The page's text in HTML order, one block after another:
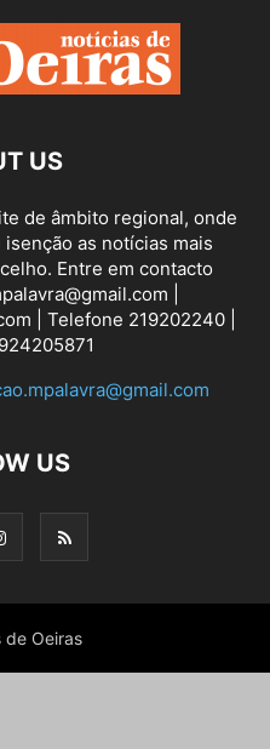
US
de âmbito regional, onde
as notícias mais
Entre em contacto
|
| Telefone 219202240 |
US
Oeiras